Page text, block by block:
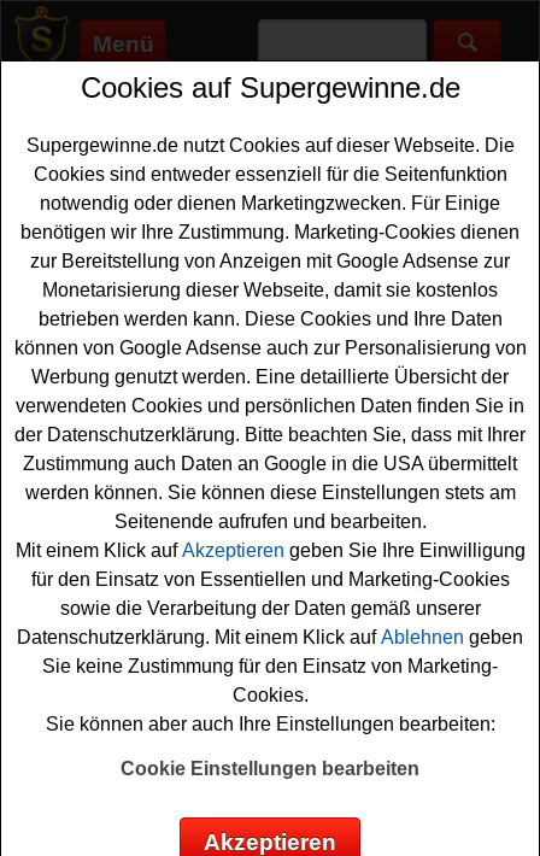
Menü
Supergewinne.de>Gewinnspiele>Technik Gewinnspiele>
Anzeige:
Anzeige:
Essen und Trinken Gewinnspiel -
KitchenAid Küchenmaschine
gewinnen
Wer gern eine tolle Küchenmaschine vonKitchenAid
gewinnenmöchte, sollte sich dieses kostenlose Essen
und Trinken Gewinnspiel unbedingt genauer anschauen.
Essen und Trinken verlost eine KitchenAid Artisan im
Wert von ca. 599 Euro. Mit etwas Glück können Sie diese
Küchenmaschine gewinnen.
Falls Sie sich die schöne Gewinnchance sichern
möchten, sollten Sie gleich kostenlose mitmachen und
Ihr Glück versuchen. Dafür müssen Sie nur kurz das
kleine Formular ausfüllen. Vielleicht klappt es ja mit dem
Gewinn? Viel Erfolg!
KitchenAid Küchenmaschine im Wert von
Cookies auf Supergewinne.de
Supergewinne.de nutzt Cookies auf dieser Webseite. Die
Cookies sind entweder essenziell für die Seitenfunktion
notwendig oder dienen Marketingzwecken. Für Einige
benötigen wir Ihre Zustimmung. Marketing-Cookies dienen
zur Bereitstellung von Anzeigen mit Google Adsense zur
Monetarisierung dieser Webseite, damit sie kostenlos
betrieben werden kann. Diese Cookies und Ihre Daten
können von Google Adsense auch zur Personalisierung von
Werbung genutzt werden. Eine detaillierte Übersicht der
verwendeten Cookies und persönlichen Daten finden Sie in
der Datenschutzerklärung. Bitte beachten Sie, dass mit Ihrer
Zustimmung auch Daten an Google in die USA übermittelt
werden können. Sie können diese Einstellungen stets am
Seitenende aufrufen und bearbeiten.
Mit einem Klick aufAkzeptieren geben Sie Ihre Einwilligung
für den Einsatz von Essentiellen und Marketing-Cookies
sowie die Verarbeitung der Daten gemäß unserer
Datenschutzerklärung. Mit einem Klick aufAblehnen geben
Sie keine Zustimmung für den Einsatz von Marketing-
Cookies.
Sie können aber auch Ihre Einstellungen bearbeiten:
Cookie Einstellungen bearbeiten
Akzeptieren